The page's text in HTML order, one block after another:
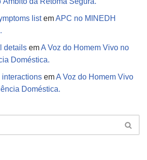
listemAPC no MINEDH
details emA Voz do Homem Vivo no
Doméstica.
emA Voz do Homem Vivo
Doméstica.